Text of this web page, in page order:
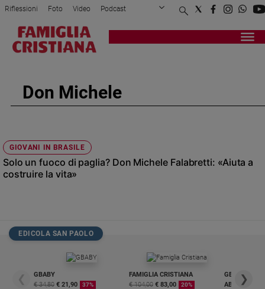
Attualità
Politica
Mondo
e
giustizia
Sport
Papa
Chiesa
Riflessioni Foto Video Podcast
Privacy Policy Chi siamo
Registrati Redazione
Don Michele
GIOVANI IN BRASILE
Solo un fuoco di paglia? Don Michele Falabretti: «Aiuta a
costruire la vita»
EDICOLA SAN PAOLO
❮
GBABY
€ 34,80 € 21,90 37%
FAMIGLIA CRISTIANA
€ 104,00 € 83,00 20%
GBABY
❯